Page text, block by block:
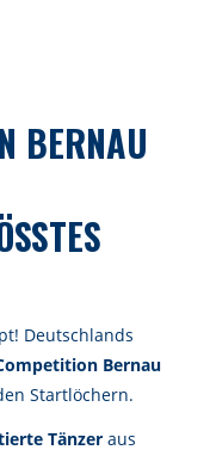
BERNAU
Deutschlands
Bernau
Startlöchern.
Tänzer aus